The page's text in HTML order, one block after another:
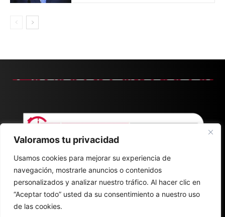
Valoramos tu privacidad
Usamos cookies para mejorar su experiencia de
navegación, mostrarle anuncios o contenidos
personalizados y analizar nuestro tráfico. Al hacer clic en
“Aceptar todo” usted da su consentimiento a nuestro uso
de las cookies.